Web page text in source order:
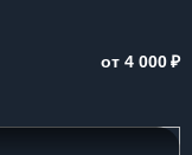
от 4 000₽